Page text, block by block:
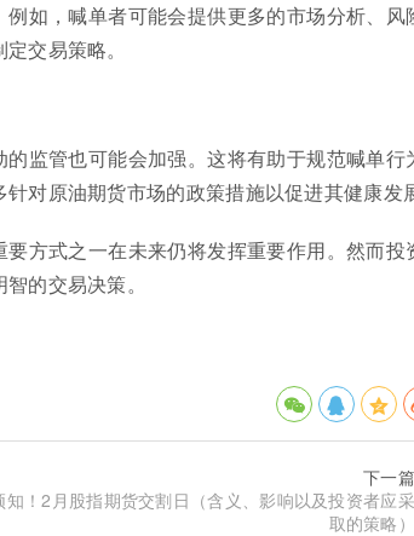
如，喊单者可能会提供更多的市场分析、风
交易策略。
监管也可能会加强。这将有助于规范喊单行
对原油期货市场的政策措施以促进其健康发
方式之一在未来仍将发挥重要作用。然而投
的交易决策。
下一篇
知！2月股指期货交割日（含义、影响以及投资者应采
取的策略）